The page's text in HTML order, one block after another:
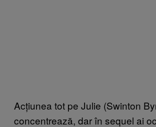
Acțiunea tot pe Julie (Swinton
concentrează, dar în sequel ai